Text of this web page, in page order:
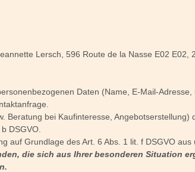
Lersch, 596 Route de la Nasse E02 E02,
Daten (Name, E-Mail-
bei Kaufinteresse,
DSGVO.
Grundlage des Art. 6 Abs. 1 lit. f DSGVO
die sich aus Ihrer besonderen Situation